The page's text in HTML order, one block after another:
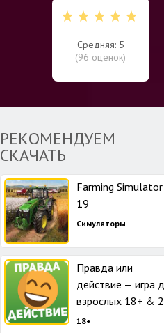
Средняя: 5
(96 оценок)
РЕКОМЕНДУЕМ
СКАЧАТЬ
Farming Simulator
19
Симуляторы
Правда или
действие — игра
взрослых 18+ &
18+